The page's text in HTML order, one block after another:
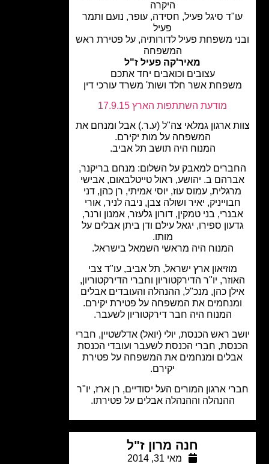
סיגל פעיל, חסידה, עופר, נועם ותמר
משפחת פעיל לדורותיה, על פטירת ראש
המשפחה
מאיר'קה פעיל ז"ל
עצובים וכואבים יחד אתכם
אשר חלד ושות' משרד עורכי דין
מודעת השתתפות הארץ 17.9.15
ארגון גמלאי צה"ל (ע.ר.) אבל ומנחם את
המשפחה על מות יקירם.
המנוח היה תושב תל אביב.
למאבק על השלום: מנחם בריקנר,
ב. יהושע, ראול טייטלבאום, אבישי
עמוס עוז, יוסי אמיתי, רן כהן, דני
יאיר ושולה צבן, ניבה לניר, אורי
בני טמקין, דורון גלעזר, אמנון ורנר,
ספירו, יגאל עילם ודן ביתן אבלים על
המנוח היה מראשי השמאל בישראל.
מוזיאון ארץ ישראל, תל אביב, עו"ד צבי
יו"ר הדירקטוריון וחברי הדירקטוריון,
כהן, מנכ"ל, ההנהלה והעובדים אבלים
את המשפחה על פטירת יקירם.
המנוח היה חבר דירקטוריון לשעבר.
ראש הכנסת, יולי (יואל) אדלשטיין, חברי
חברי הכנסת לשעבר ועובדי הכנסת
ומנחמים את המשפחה על פטירת
ארגון המורים העל יסודיים, רן ארז, יו"ר
ההנהלה וההנהלה אבלים על פטירתו.
חנה מרון ז"ל
מאי 31, 2014